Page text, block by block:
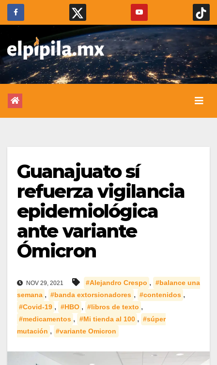
Guanajuato sí
refuerza vigilancia
epidemiológica
ante variante
Ómicron
NOV 29, 2021 #Alejandro Crespo ,
#balance una
semana , #banda extorsionadores , #contenidos ,
#Covid-19 , #HBO , #libros de texto ,
#medicamentos , #Mi tienda al 100 , #súper
mutación , #variante Omicron